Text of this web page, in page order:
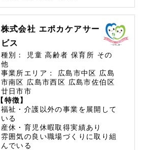
株式会社 エポカケアサー
ビス
種別： 児童高齢者保育所 その
他
事業所エリア：
広島市中区 広島
市南区 広島市西区 広島市佐伯区
廿日市市
【特徴】
福祉・介護以外の事業を展開して
いる
産休・育児休暇取得実績あり
雰囲気の良い職場づくりに取り組
んでいる